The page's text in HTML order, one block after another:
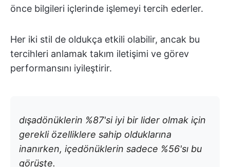
önce bilgileri içlerinde işlemeyi tercih ederler.
Her iki stil de oldukça etkili olabilir, ancak bu
tercihleri anlamak takım iletişimi ve görev
performansını iyileştirir.
dışadönüklerin %87'si iyi bir lider olmak için
gerekli özelliklere sahip olduklarına
inanırken, içedönüklerin sadece %56'sı bu
görüşte.